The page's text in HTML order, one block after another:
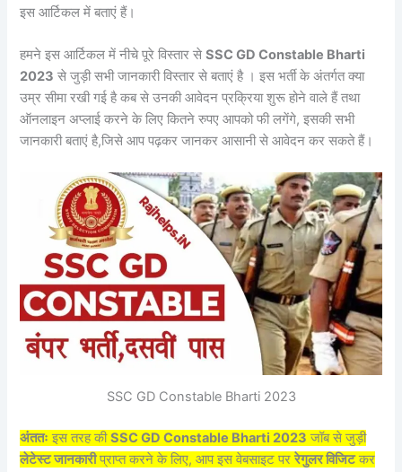
इस आर्टिकल में बताएं हैं।
हमने इस आर्टिकल में नीचे पूरे विस्तार सेSSC GD Constable Bharti
2023 से जुड़ी सभी जानकारी विस्तार से बताएं है । इस भर्ती के अंतर्गत क्या
उम्र सीमा रखी गई है कब से उनकी आवेदन प्रक्रिया शुरू होने वाले हैं तथा
ऑनलाइन अप्लाई करने के लिए कितने रुपए आपको फी लगेंगे, इसकी सभी
जानकारी बताएं है,जिसे आप पढ़कर जानकर आसानी से आवेदन कर सकते हैं।
SSC GD Constable Bharti 2023
अंततः इस तरह कीSSC GD Constable Bharti 2023 जॉब से जुड़ी
लेटेस्ट जानकारीप्राप्त करने के लिए, आप इस वेबसाइट पररेगुलर विजिटकर